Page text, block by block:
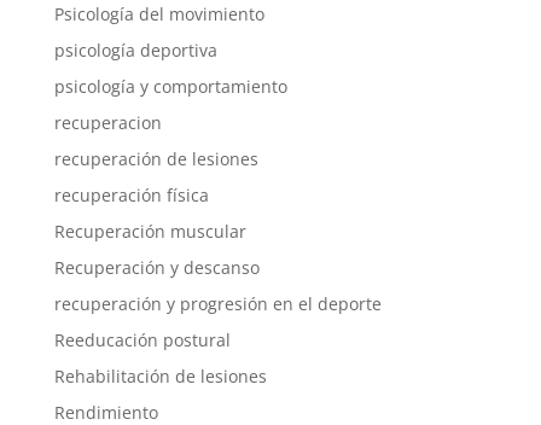
Psicología del movimiento
psicología deportiva
psicología y comportamiento
recuperacion
recuperación de lesiones
recuperación física
Recuperación muscular
Recuperación y descanso
recuperación y progresión en el deporte
Reeducación postural
Rehabilitación de lesiones
Rendimiento